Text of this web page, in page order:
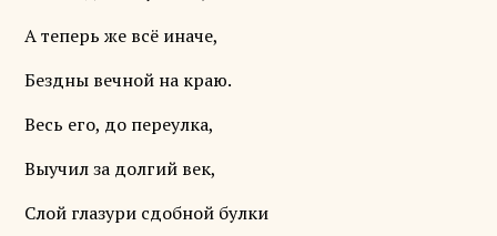
А теперь же всë иначе,
Бездны вечной на краю.
Весь его, до переулка,
Выучил за долгий век,
Слой глазури сдобной булки